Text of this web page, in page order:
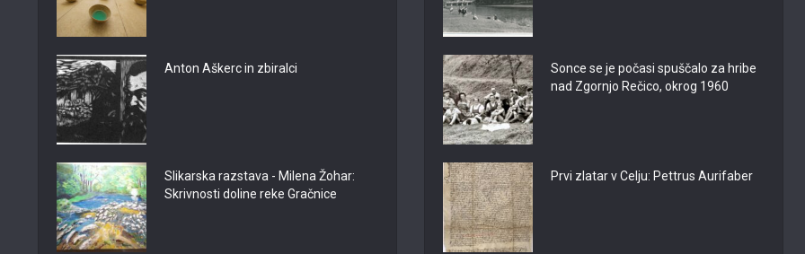
Anton Aškerc in zbiralci
Slikarska razstava - Milena Žohar:
Skrivnosti doline reke Gračnice
Sonce se je počasi spuščalo za hribe
nad Zgornjo Rečico, okrog 1960
Prvi zlatar v Celju: Pettrus Aurifaber